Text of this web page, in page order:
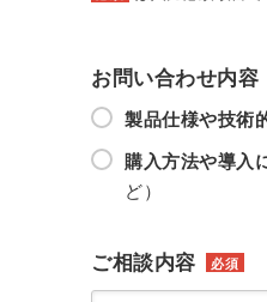
お問い合わせ内容
製品仕様や技術
購入方法や導入
ど）
ご相談内容 必須